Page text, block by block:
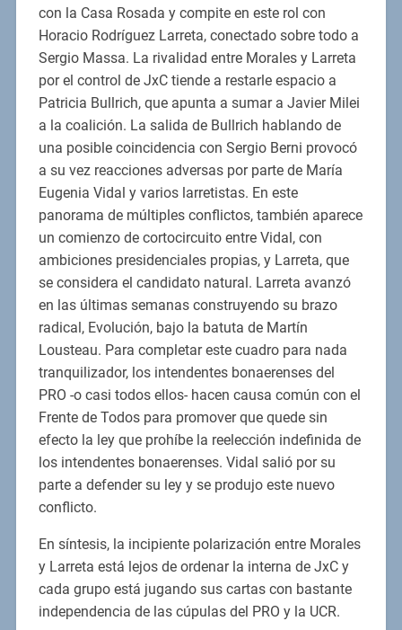
con la Casa Rosada y compite en este rol con
Horacio Rodríguez Larreta, conectado sobre todo a
Sergio Massa. La rivalidad entre Morales y Larreta
por el control de JxC tiende a restarle espacio a
Patricia Bullrich, que apunta a sumar a Javier Milei
a la coalición. La salida de Bullrich hablando de
una posible coincidencia con Sergio Berni provocó
a su vez reacciones adversas por parte de María
Eugenia Vidal y varios larretistas. En este
panorama de múltiples conflictos, también aparece
un comienzo de cortocircuito entre Vidal, con
ambiciones presidenciales propias, y Larreta, que
se considera el candidato natural. Larreta avanzó
en las últimas semanas construyendo su brazo
radical, Evolución, bajo la batuta de Martín
Lousteau. Para completar este cuadro para nada
tranquilizador, los intendentes bonaerenses del
PRO -o casi todos ellos- hacen causa común con el
Frente de Todos para promover que quede sin
efecto la ley que prohíbe la reelección indefinida de
los intendentes bonaerenses. Vidal salió por su
parte a defender su ley y se produjo este nuevo
conflicto.
En síntesis, la incipiente polarización entre Morales
y Larreta está lejos de ordenar la interna de JxC y
cada grupo está jugando sus cartas con bastante
independencia de las cúpulas del PRO y la UCR.